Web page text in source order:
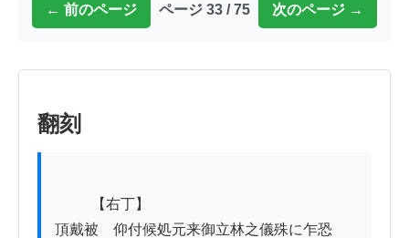
← 前のページ ページ 33 / 75 次のページ →
翻刻
頂戴被　仰付候処元来御立林之儀殊に乍恐